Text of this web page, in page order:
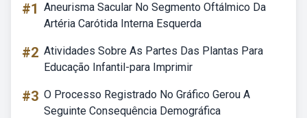
#1 Aneurisma Sacular No Segmento Oftálmico Da
Artéria Carótida Interna Esquerda
#2 Atividades Sobre As Partes Das Plantas Para
Educação Infantil-para Imprimir
#3 O Processo Registrado No Gráfico Gerou A
Seguinte Consequência Demográfica